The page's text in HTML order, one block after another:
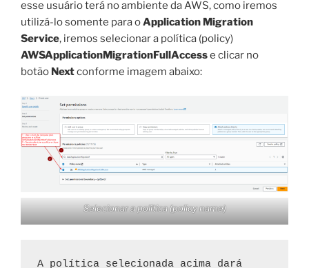
esse usuário terá no ambiente da AWS, como iremos
utilizá-lo somente para oApplication Migration
Service, iremos selecionar a política (policy)
AWSApplicationMigrationFullAccesse clicar no
botão Nextconforme imagem abaixo:
Selecionar a política (policy name)
A política selecionada acima dará